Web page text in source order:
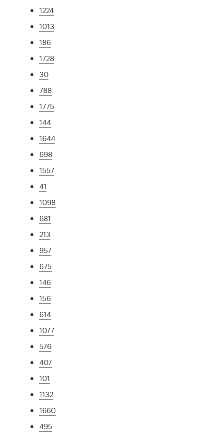
1224
1013
186
1728
30
788
1775
144
1644
698
1557
41
1098
681
213
957
675
146
156
614
1077
576
407
101
1132
1660
495